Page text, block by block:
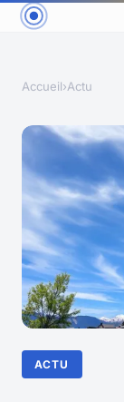
Accueil›Actu
ACTU